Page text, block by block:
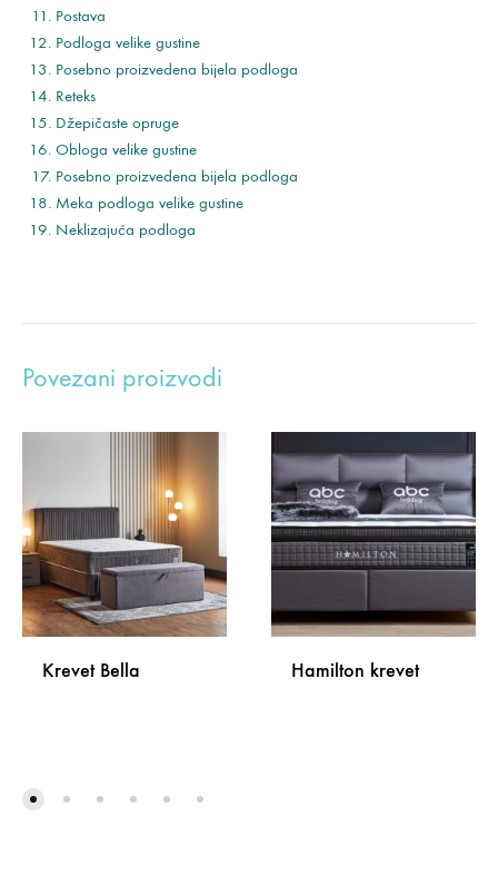
Postava
Podloga velike gustine
Posebno proizvedena bijela podloga
Reteks
Džepičaste opruge
Obloga velike gustine
Posebno proizvedena bijela podloga
Meka podloga velike gustine
Neklizajuća podloga
Povezani proizvodi
Krevet Bella Hamilton krevet